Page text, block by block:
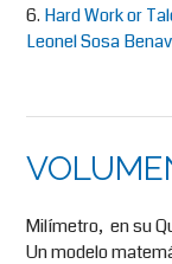
6. Hard Work or
Leonel Sosa
Milímetro, en su
Un modelo